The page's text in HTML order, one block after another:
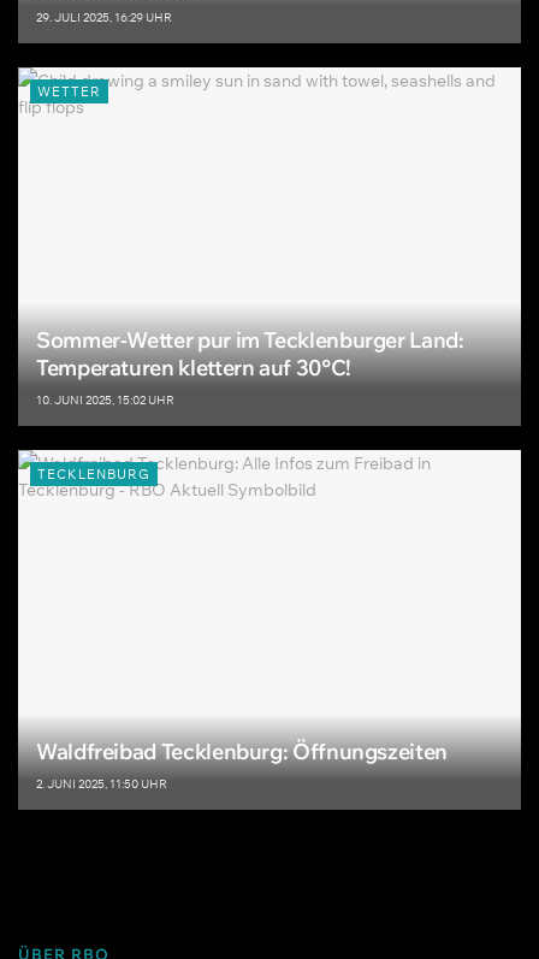
29. JULI 2025, 16:29 UHR
WETTER
Sommer-Wetter pur im Tecklenburger Land:
Temperaturen klettern auf 30°C!
10. JUNI 2025, 15:02 UHR
TECKLENBURG
Waldfreibad Tecklenburg: Öffnungszeiten
2. JUNI 2025, 11:50 UHR
ÜBER RBO